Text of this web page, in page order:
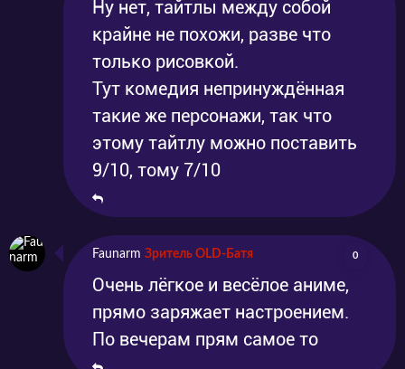
Ну нет, тайтлы между собой
крайне не похожи, разве что
только рисовкой.
Тут комедия непринуждённая
такие же персонажи, так что
этому тайтлу можно поставить
9/10, тому 7/10
Faunarm Зритель OLD-Батя 0
Очень лёгкое и весёлое аниме,
прямо заряжает настроением.
По вечерам прям самое то